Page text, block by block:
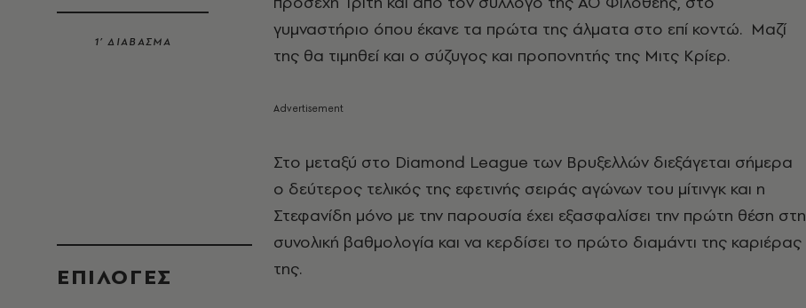
1’ ΔΙΑΒΑΣΜΑ
EΠΙΛΟΓΈΣ
γυμναστήριο όπου έκανε τα πρώτα της άλματα στο επί κοντώ. Μαζί
της θα τιμηθεί και ο σύζυγος και προπονητής της Μιτς Κρίερ.
Στο μεταξύ στο Diamond League των Βρυξελλών διεξάγεται σήμερα
ο δεύτερος τελικός της εφετινής σειράς αγώνων του μίτινγκ και η
Στεφανίδη μόνο με την παρουσία έχει εξασφαλίσει την πρώτη θέση στη
συνολική βαθμολογία και να κερδίσει το πρώτο διαμάντι της καριέρας
της.